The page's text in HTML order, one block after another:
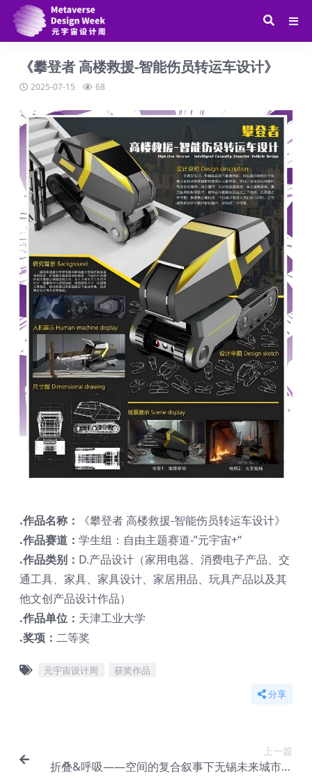
《攀登者 高楼救援-智能伤员转运车设计》
2025-07-15 68
.作品名称：
《攀登者 高楼救援-智能伤员转运车设计》
.作品赛道： 学生组：自由主题赛道-”元宇宙+“
.作品类别： D.产品设计（家用电器、消费电子产品、交
通工具、家具、家具设计、家居用品、玩具产品以及其
他文创产品设计作品）
.作品单位： 天津工业大学
.奖项： 二等奖
元宇宙设计周 获奖作品
分享
上一篇
折叠&呼吸——空间的复合叙事下无锡未来城市的